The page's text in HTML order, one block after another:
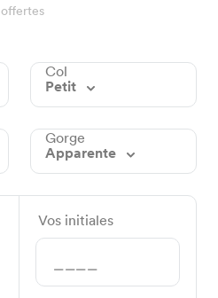
offertes
Col
Petit
Gorge
Apparente
Vos initiales